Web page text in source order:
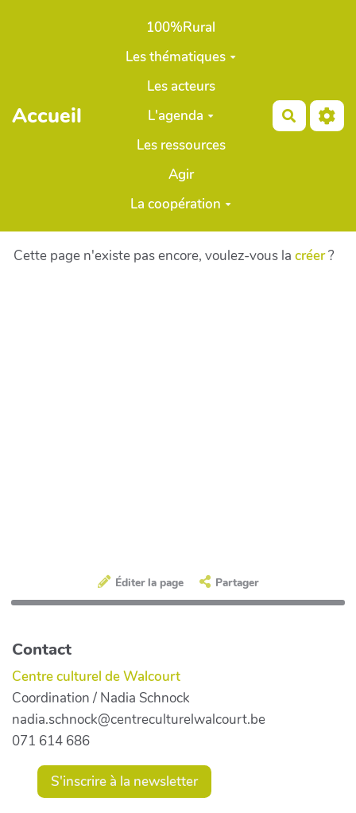
Aller au contenu principal
Accueil
100%Rural
Les thématiques
Les acteurs
L'agenda
Les ressources
Agir
La coopération
Cette page n'existe pas encore, voulez-vous la créer?
Éditer la page Partager
Contact
Centre culturel de Walcourt
Coordination / Nadia Schnock
nadia.schnock@centreculturelwalcourt.be
071 614 686
S'inscrire à la newsletter